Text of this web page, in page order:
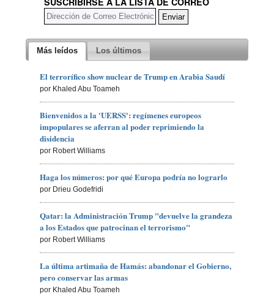
Más leídos Los últimos
El terrorífico show nuclear de Trump en Arabia Saudí
por Khaled Abu Toameh
Bienvenidos a la 'UERSS': regímenes europeos
impopulares se aferran al poder reprimiendo la
disidencia
por Robert Williams
Haga los números: por qué Europa podría no lograrlo
por Drieu Godefridi
Qatar: la Administración Trump "devuelve la grandeza
a los Estados que patrocinan el terrorismo"
por Robert Williams
La última artimaña de Hamás: abandonar el Gobierno,
pero conservar las armas
por Khaled Abu Toameh